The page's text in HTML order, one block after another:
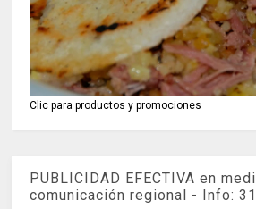
Clic para productos y promociones
PUBLICIDAD EFECTIVA en
comunicación regional - Info: